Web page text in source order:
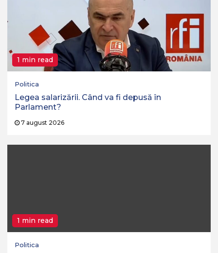
1 min read
Politica
Legea salarizării. Când va fi depusă în
Parlament?
7 august 2026
1 min read
Politica